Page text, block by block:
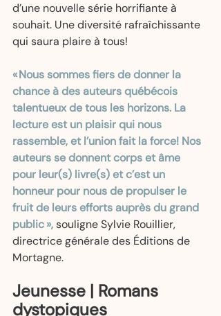
d’une nouvelle série horrifiante à
souhait. Une diversité rafraîchissante
qui saura plaire à tous!
« Nous sommes fiers de donner la
chance à des auteurs québécois
talentueux de tous les horizons. La
lecture est un plaisir qui nous
rassemble, et l’union fait la force! Nos
auteurs se donnent corps et âme
pour leur(s) livre(s) et c’est un
honneur pour nous de propulser le
fruit de leurs efforts auprès du grand
public », souligne Sylvie Rouillier,
directrice générale des Éditions de
Mortagne.
Jeunesse | Romans
dystopiques